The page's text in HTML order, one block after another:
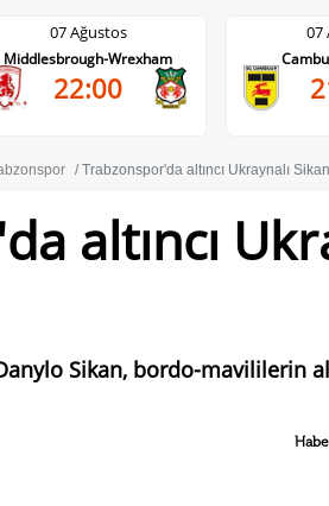
07 Ağustos
Cambuur-Excelsior
21:00
Trabzonspor'da altıncı Ukraynalı Sikan
altıncı
Sikan, bordo-mavililerin